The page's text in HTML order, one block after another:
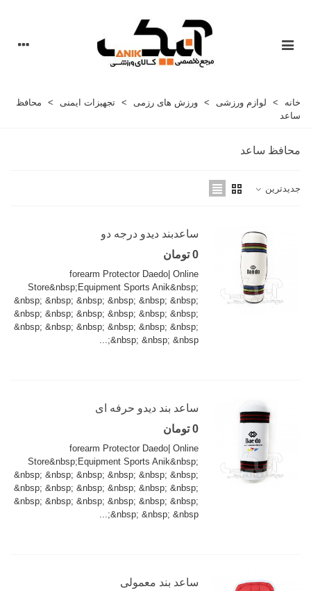
خانه > لوازم ورزشی > ورزش های رزمی > تجهیزات ایمنی >
محافظ
ساعد
محافظ ساعد
جدیدترین
ساعدبند دیدو درجه دو
0 تومان
forearm Protector Daedo| Online
Store&nbsp;Equipment Sports Anik&nbsp;
&nbsp; &nbsp; &nbsp; &nbsp; &nbsp; &nbsp;
&nbsp; &nbsp; &nbsp; &nbsp; &nbsp; &nbsp;
&nbsp; &nbsp; &nbsp; &nbsp; &nbsp; &nbsp;
&nbsp; &nbsp; &nbsp;...
ساعد بند دیدو حرفه ای
0 تومان
forearm Protector Daedo| Online
Store&nbsp;Equipment Sports Anik&nbsp;
&nbsp; &nbsp; &nbsp; &nbsp; &nbsp; &nbsp;
&nbsp; &nbsp; &nbsp; &nbsp; &nbsp; &nbsp;
&nbsp; &nbsp; &nbsp; &nbsp; &nbsp; &nbsp;
&nbsp; &nbsp; &nbsp;...
ساعد بند معمولی